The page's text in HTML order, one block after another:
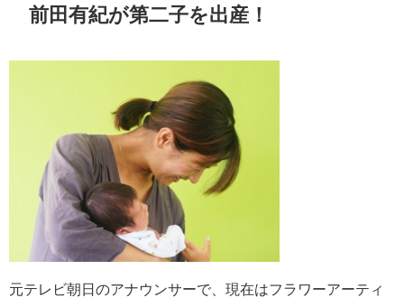
前田有紀が第二子を出産！
元テレビ朝日 のアナウンサーで、現在はフラワーアーティ